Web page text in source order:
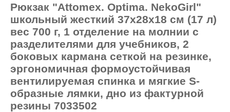
Рюкзак "Attomex. Optima. NekoGirl"
школьный жесткий 37x28x18 см (17 л)
вес 700 г, 1 отделение на молнии с
разделителями для учебников, 2
боковых кармана сеткой на резинке,
эргономичная формоустойчивая
вентилируемая спинка и мягкие S-
образные лямки, дно из фактурной
резины 7033502